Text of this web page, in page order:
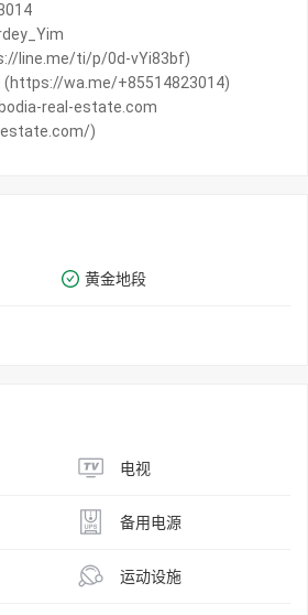
line.me/ti/p/0d-vYi83bf)
(https://wa.me/+85514823014)
real-estate.com
)
黄金地段
电视
备用电源
运动设施